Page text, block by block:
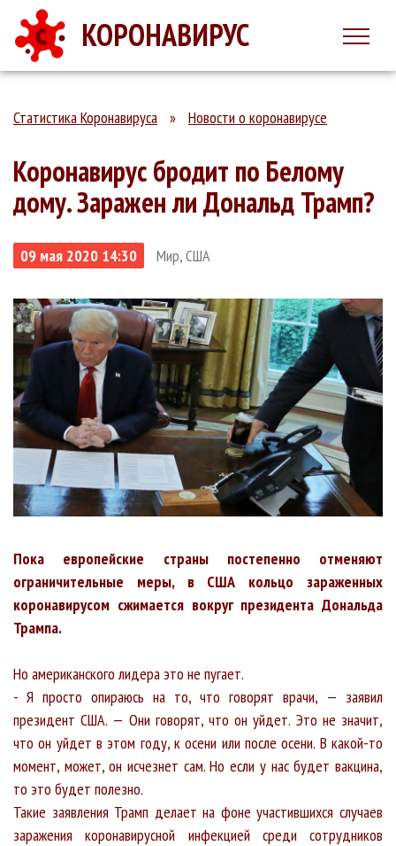
КОРОНАВИРУС
Статистика Коронавируса » Новости о коронавирусе
Коронавирус бродит по Белому
дому. Заражен ли Дональд Трамп?
09 мая 2020 14:30 Мир, США
Пока европейские страны постепенно отменяют
ограничительные меры, в США кольцо зараженных
коронавирусом сжимается вокруг президента Дональда
Трампа.
Но американского лидера это не пугает.
- Я просто опираюсь на то, что говорят врачи, — заявил
президент США. — Они говорят, что он уйдет. Это не значит,
что он уйдет в этом году, к осени или после осени. В какой-то
момент, может, он исчезнет сам. Но если у нас будет вакцина,
то это будет полезно.
Такие заявления Трамп делает на фоне участившихся случаев
заражения коронавирусной инфекцией среди сотрудников